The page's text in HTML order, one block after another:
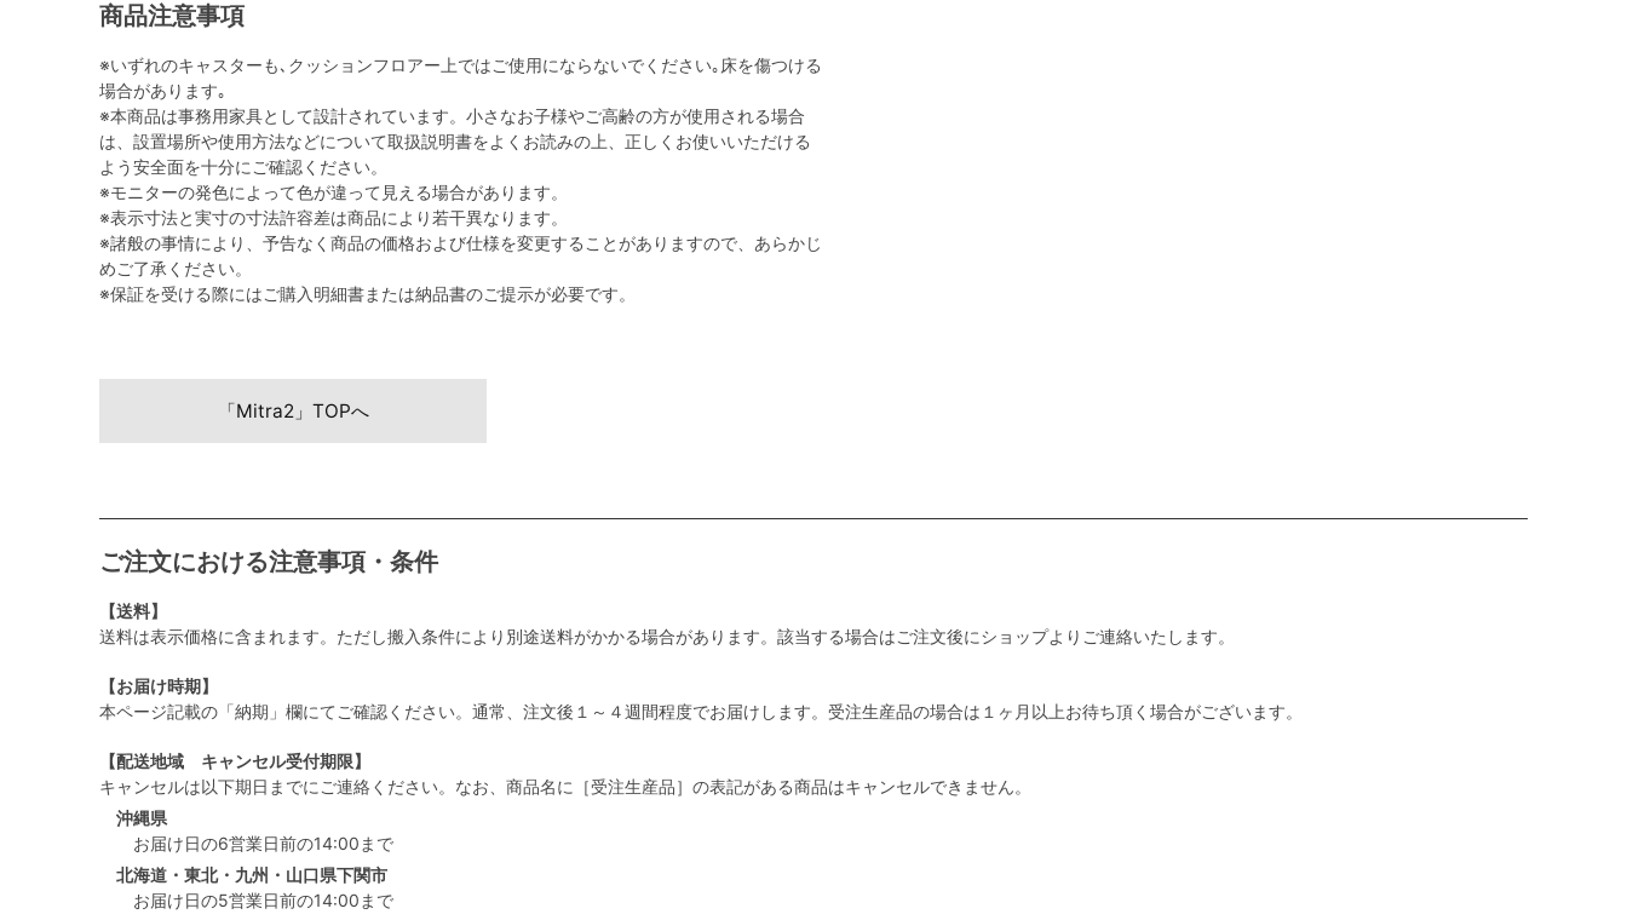
商品注意事項
※いずれのキャスターも､クッションフロアー上ではご使用にならないでください｡床を傷つける
場合があります｡
※本商品は事務用家具として設計されています。小さなお子様やご高齢の方が使用される場合
は、設置場所や使用方法などについて取扱説明書をよくお読みの上、正しくお使いいただける
よう安全面を十分にご確認ください。
※モニターの発色によって色が違って見える場合があります。
※表示寸法と実寸の寸法許容差は商品により若干異なります。
※諸般の事情により、予告なく商品の価格および仕様を変更することがありますので、あらかじ
めご了承ください。
※保証を受ける際にはご購入明細書または納品書のご提示が必要です。
「Mitra2」TOPへ
ご注文における注意事項・条件
【送料】
送料は表示価格に含まれます。ただし搬入条件により別途送料がかかる場合があります。該当する場合はご注文後にショップよりご連絡いたします。
【お届け時期】
本ページ記載の「納期」欄にてご確認ください。通常、注文後１～４週間程度でお届けします。受注生産品の場合は１ヶ月以上お待ち頂く場合がございます。
【配送地域 キャンセル受付期限】
キャンセルは以下期日までにご連絡ください。なお、商品名に［受注生産品］の表記がある商品はキャンセルできません。
沖縄県
お届け日の6営業日前の14:00まで
北海道・東北・九州・山口県下関市
お届け日の5営業日前の14:00まで